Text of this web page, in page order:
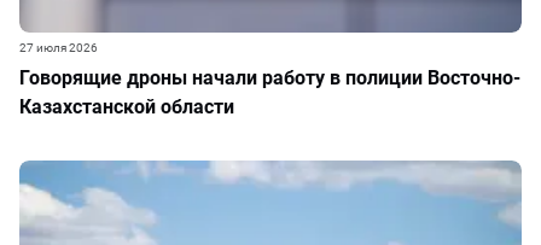
Говорящие дроны начали работу в полиции Восточно-
Казахстанской области
27 июля 2026